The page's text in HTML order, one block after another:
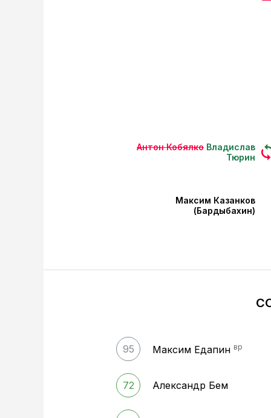
Антон Кобялко Владислав
Тюрин
Максим Казанков
(Бардыбахин)
95 Максим Едапин вр
72 Александр Бем